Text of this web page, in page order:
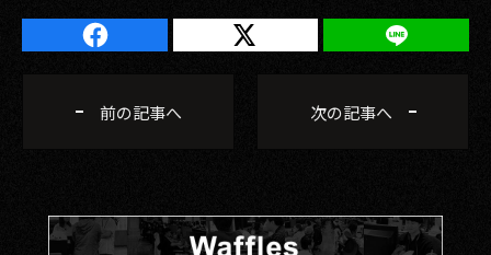
前の記事へ 次の記事へ